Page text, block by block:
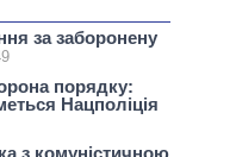
за заборонену
порядку:
Нацполіція